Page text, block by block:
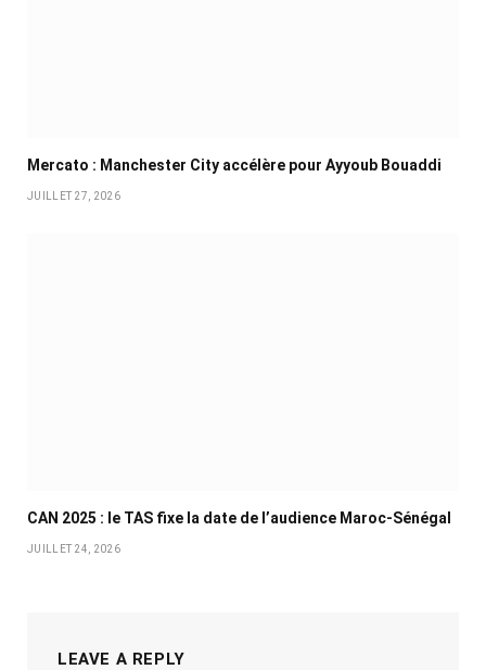
Mercato : Manchester City accélère pour Ayyoub Bouaddi
JUILLET 27, 2026
CAN 2025 : le TAS fixe la date de l’audience Maroc-Sénégal
JUILLET 24, 2026
LEAVE A REPLY